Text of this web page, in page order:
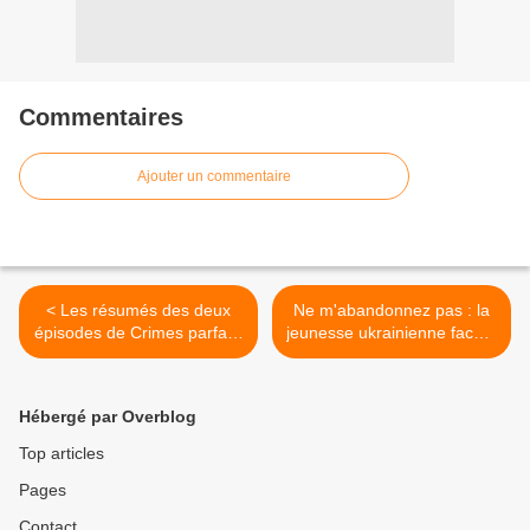
Commentaires
Ajouter un commentaire
< Les résumés des deux
épisodes de Crimes parfaits
rediffusés ce mardi soir sur
Ne m'abandonnez pas : la
jeunesse ukrainienne face à
la guerre. Document inédit
Hébergé par Overblog
Top articles
Pages